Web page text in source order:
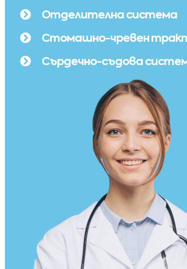
Отделителна система
Стомашно-чревен
Сърдечно-съдова